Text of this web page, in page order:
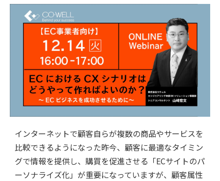
インターネットで顧客自らが複数の商品やサービスを
比較できるようになった昨今、顧客に最適なタイミン
グで情報を提供し、購買を促進させる「ECサイトのパ
ーソナライズ化」が重要になっていますが、顧客属性